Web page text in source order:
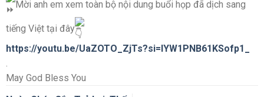
Mời anh em xem toàn bộ nội dung buổi họp đã dịch sang
tiếng Việt tại đây
https://youtu.be/UaZOTO_ZjTs?si=IYW1PNB61KSofp1_
.
May God Bless You